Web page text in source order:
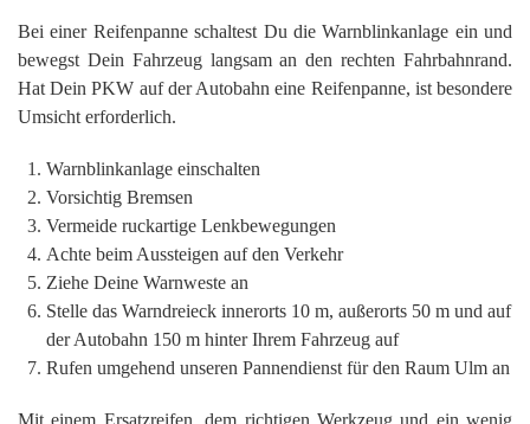
Bei einer Reifenpanne schaltest Du die Warnblinkanlage ein und
bewegst Dein Fahrzeug langsam an den rechten Fahrbahnrand.
Hat Dein PKW auf der Autobahn eine Reifenpanne, ist besondere
Umsicht erforderlich.
Warnblinkanlage einschalten
Vorsichtig Bremsen
Vermeide ruckartige Lenkbewegungen
Achte beim Aussteigen auf den Verkehr
Ziehe Deine Warnweste an
Stelle das Warndreieck innerorts 10 m, außerorts 50 m und auf
der Autobahn 150 m hinter Ihrem Fahrzeug auf
Rufen umgehend unseren Pannendienst für den Raum Ulm an
Mit einem Ersatzreifen, dem richtigen Werkzeug und ein wenig